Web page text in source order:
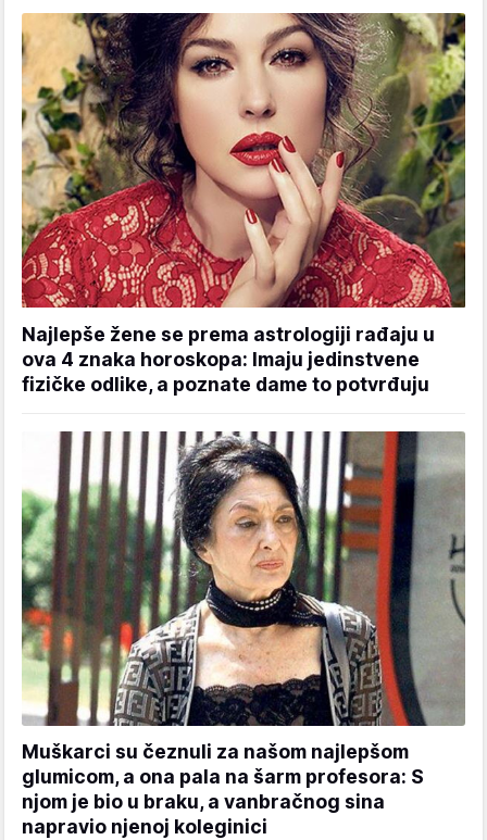
Najlepše žene se prema astrologiji rađaju u
ova 4 znaka horoskopa: Imaju jedinstvene
fizičke odlike, a poznate dame to potvrđuju
Muškarci su čeznuli za našom najlepšom
glumicom, a ona pala na šarm profesora: S
njom je bio u braku, a vanbračnog sina
napravio njenoj koleginici